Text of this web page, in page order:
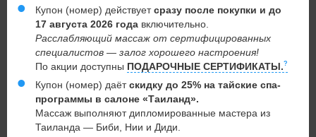
Купон (номер) действуетсразу после покупки и до
17 августа 2026 года включительно.
Расслабляющий массаж от сертифицированных
специалистов — залог хорошего настроения!
По акции доступны ПОДАРОЧНЫЕ СЕРТИФИКАТЫ.
Купон (номер) даётскидку до 25% на тайские спа-
программы в салоне «Таиланд».
Массаж выполняют дипломированные мастера из
Таиланда — Биби, Нии и Диди.